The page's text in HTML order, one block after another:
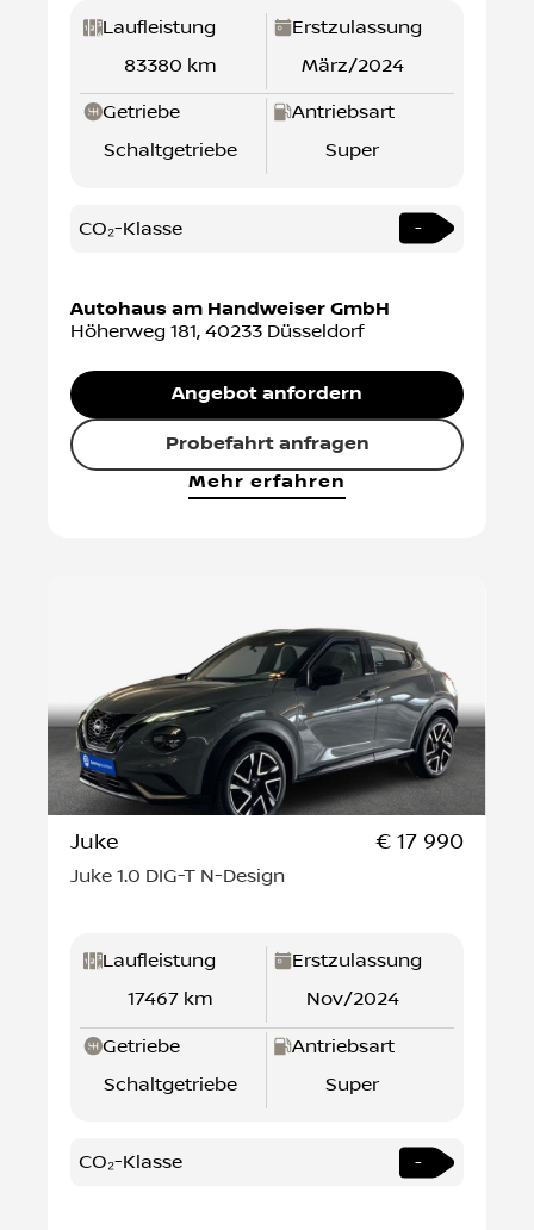
Laufleistung
83380 km
Erstzulassung
März/2024
Getriebe
Schaltgetriebe
Antriebsart
Super
CO₂-Klasse -
Autohaus am Handweiser GmbH
Höherweg 181,40233 Düsseldorf
Angebot anfordern
Probefahrt anfragen
Mehr erfahren
Juke € 17 990
Juke 1.0 DIG-T N-Design
Laufleistung
17467 km
Erstzulassung
Nov/2024
Getriebe
Schaltgetriebe
Antriebsart
Super
CO₂-Klasse -